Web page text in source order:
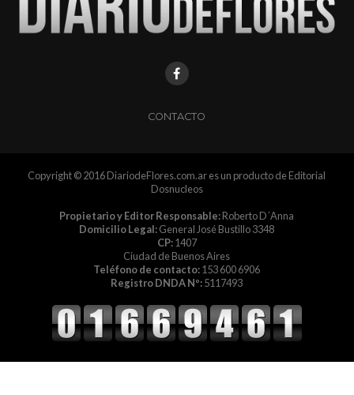
CONTACTO
Copyright © 2016 DiariodeFlores.com.ar es un producto de Editorial
Dosnucleos
Propietario y Editor Responsable:Roberto D´Anna
Domicilio Legal:General José Bustillo 3348
CP:1407
Ciudad de Buenos Aires
Teléfono de contacto:153 600 6906
Registro DNDA Nº:5117493